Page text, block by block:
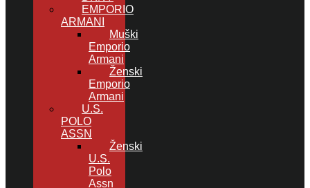
EMPORIO
ARMANI
Muški
Emporio
Armani
Ženski
Emporio
Armani
U.S.
POLO
ASSN
Ženski
U.S.
Polo
Assn